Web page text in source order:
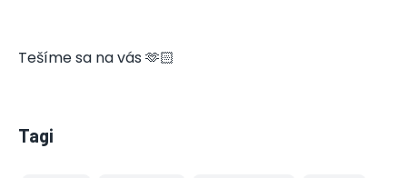
Tešíme sa na vás 🫶🏻
Tagi